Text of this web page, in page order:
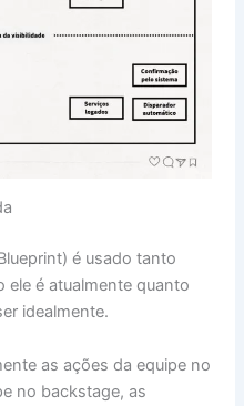
é usado tanto
ele é atualmente quanto
idealmente.
as ações da equipe no
no backstage, as